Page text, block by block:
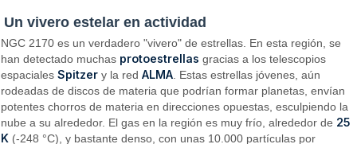
Un vivero estelar en actividad
NGC 2170 es un verdadero "vivero" de estrellas. En esta región, se
han detectado muchas protoestrellas gracias a los telescopios
espacialesSpitzer y la redALMA . Estas estrellas jóvenes, aún
rodeadas de discos de materia que podrían formar planetas, envían
potentes chorros de materia en direcciones opuestas, esculpiendo la
nube a su alrededor. El gas en la región es muy frío, alrededor de 25
K (-248 °C), y bastante denso, con unas 10.000 partículas por